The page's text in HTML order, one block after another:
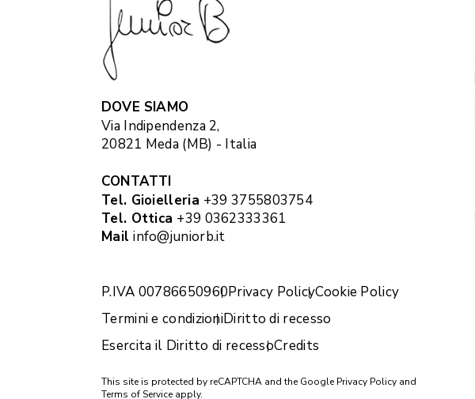
DOVE SIAMO
Via Indipendenza 2,
20821 Meda (MB) - Italia
CONTATTI
Tel. Gioielleria +39 3755803754
Tel. Ottica +39 0362333361
Mail info@juniorb.it
P.IVA 00786650960Privacy PolicyCookie Policy
Termini e condizioniDiritto di recesso
Esercita il Diritto di recessoCredits
This site is protected by reCAPTCHA and the Google Privacy Policy and
Terms of Service apply.